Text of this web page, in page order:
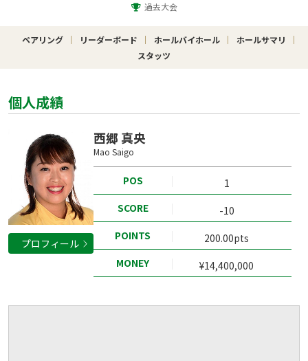
過去大会
ペアリング リーダーボード ホールバイホール
ホールサマリ
スタッツ
個人成績
プロフィール
西郷 真央
Mao Saigo
POS
1
SCORE
-10
POINTS
200.00pts
MONEY
¥14,400,000